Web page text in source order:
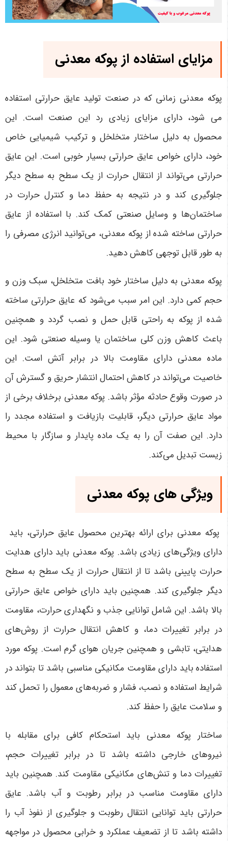
مزایای استفاده از پوکه معدنی
پوکه معدنی زمانی که در صنعت تولید عایق حرارتی استفاده
می شود، دارای مزایای زیادی رد این صنعت است. این
محصول به دلیل ساختار متخلخل و ترکیب شیمیایی خاص
خود، دارای خواص عایق حرارتی بسیار خوبی است. این عایق
حرارتی می‌تواند از انتقال حرارت از یک سطح به سطح دیگر
جلوگیری کند و در نتیجه به حفظ دما و کنترل حرارت در
ساختمان‌ها و وسایل صنعتی کمک کند. با استفاده از عایق
حرارتی ساخته شده از پوکه معدنی، می‌توانید انرژی مصرفی را
به طور قابل توجهی کاهش دهید.
پوکه معدنی به دلیل ساختار خود بافت متخلخل، سبک وزن و
حجم کمی دارد. این امر سبب می‌شود که عایق حرارتی ساخته
شده از پوکه به راحتی قابل حمل و نصب گردد و همچنین
باعث کاهش وزن کلی ساختمان یا وسیله صنعتی شود. این
ماده معدنی دارای مقاومت بالا در برابر آتش است. این
خاصیت می‌تواند در کاهش احتمال انتشار حریق و گسترش آن
در صورت وقوع حادثه مؤثر باشد. پوکه معدنی برخلاف برخی از
مواد عایق حرارتی دیگر، قابلیت بازیافت و استفاده مجدد را
دارد. این صفت آن را به یک ماده پایدار و سازگار با محیط
زیست تبدیل می‌کند.
ویژگی های پوکه معدنی
پوکه معدنی برای ارائه بهترین محصول عایق حرارتی، باید
دارای ویژگی‌های زیادی باشد. پوکه معدنی باید دارای هدایت
حرارت پایینی باشد تا از انتقال حرارت از یک سطح به سطح
دیگر جلوگیری کند. همچنین باید دارای خواص عایق حرارتی
بالا باشد. این شامل توانایی جذب و نگهداری حرارت، مقاومت
در برابر تغییرات دما، و کاهش انتقال حرارت از روش‌های
هدایتی، تابشی و همچنین جریان هوای گرم است. پوکه مورد
استفاده باید دارای مقاومت مکانیکی مناسبی باشد تا بتواند در
شرایط استفاده و نصب، فشار و ضربه‌های معمول را تحمل کند
و سلامت عایق را حفظ کند.
ساختار پوکه معدنی باید استحکام کافی برای مقابله با
نیروهای خارجی داشته باشد تا در برابر تغییرات حجم،
تغییرات دما و تنش‌های مکانیکی مقاومت کند. همچنین باید
دارای مقاومت مناسب در برابر رطوبت و آب باشد. عایق
حرارتی باید توانایی انتقال رطوبت و جلوگیری از نفوذ آب را
داشته باشد تا از تضعیف عملکرد و خرابی محصول در مواجهه